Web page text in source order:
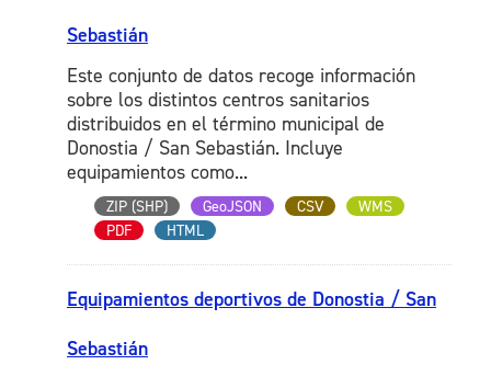
Sebastián
Este conjunto de datos recoge información
sobre los distintos centros sanitarios
distribuidos en el término municipal de
Donostia / San Sebastián. Incluye
equipamientos como...
ZIP (SHP) GeoJSON CSV
WMS
PDF
HTML
Equipamientos deportivos de Donostia / San
Sebastián